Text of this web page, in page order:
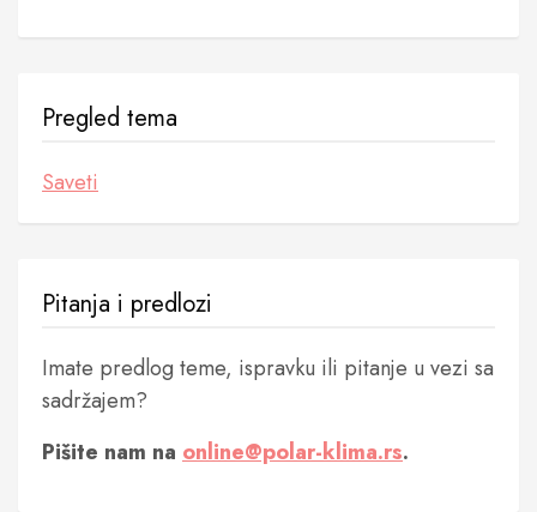
Pregled tema
Saveti
Pitanja i predlozi
Imate predlog teme, ispravku ili pitanje u vezi sa
sadržajem?
Pišite nam na online@polar-klima.rs.